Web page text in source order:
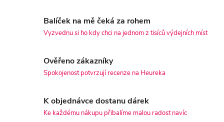
Balíček na mě čeká za rohem
Vyzvednu si ho kdy chci na jednom z tisíců výdejních míst
Ověřeno zákazníky
Spokojenost potvrzují recenze na Heureka
K objednávce dostanu dárek
Ke každému nákupu přibalíme malou radost navíc